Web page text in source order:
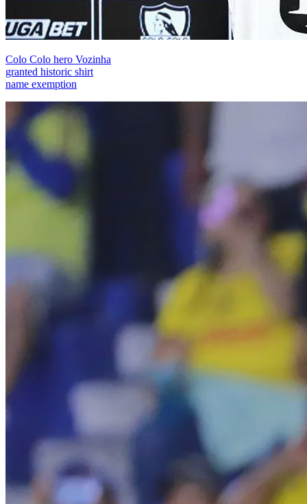
Colo Colo hero Vozinha
granted historic shirt
name exemption